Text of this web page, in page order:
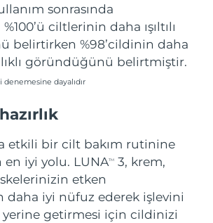
sonrasında
ciltlerinin daha ışıltılı
belirtirken %98’cildinin daha
göründüğünü belirtmiştir.
denemesine dayalıdır
etkili bir cilt bakım rutinine
en iyi yolu. LUNATM
3, krem,
etken
daha iyi nüfuz ederek işlevini
yerine getirmesi için cildinizi
Tahmini teslim tarihi
12/08/2026
Tahmini teslim tarihi
Tahmini teslim tarihi
08/08/2026
Tahmini teslim tarihi
09/08/2026